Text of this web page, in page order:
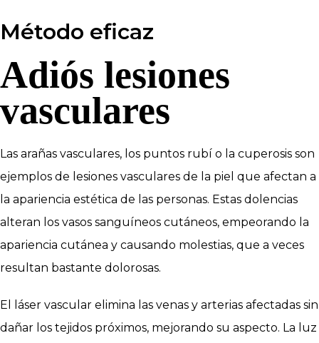
Método eficaz
Adiós lesiones
vasculares
Las arañas vasculares, los puntos rubí o la cuperosis son
ejemplos de lesiones vasculares de la piel que afectan a
la apariencia estética de las personas. Estas dolencias
alteran los vasos sanguíneos cutáneos, empeorando la
apariencia cutánea y causando molestias, que a veces
resultan bastante dolorosas.
El láser vascular elimina las venas y arterias afectadas sin
dañar los tejidos próximos, mejorando su aspecto. La luz